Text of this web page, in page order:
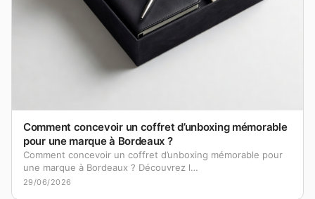
Comment concevoir un coffret d’unboxing mémorable
pour une marque à Bordeaux ?
Comment concevoir un coffret d’unboxing mémorable pour
une marque à Bordeaux ? Découvrez l…
29/06/2026